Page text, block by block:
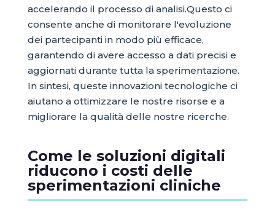
accelerando il processo di analisi.Questo ci
consente anche di monitorare l'evoluzione
dei partecipanti in modo più efficace,
garantendo di avere accesso a dati precisi e
aggiornati durante tutta la sperimentazione.
In sintesi, queste innovazioni tecnologiche ci
aiutano a ottimizzare le nostre risorse e a
migliorare la qualità delle nostre ricerche.
Come le soluzioni digitali
riducono i costi delle
sperimentazioni cliniche